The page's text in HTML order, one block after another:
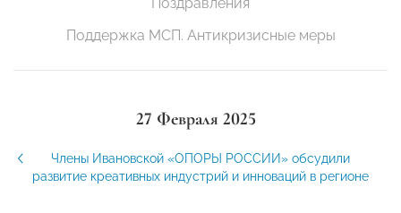
Поддержка МСП. Антикризисные меры
27 Февраля 2025
Члены Ивановской «ОПОРЫ РОССИИ» обсудили
развитие креативных индустрий и инноваций в регионе